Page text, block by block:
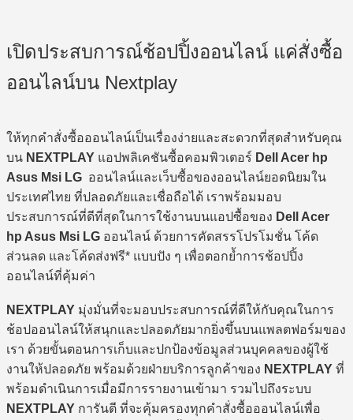
เปิดประสบการณ์ช้อปปิ้งออนไลน์ แค่สั่งซื้อ
ออนไลน์บน Nextplay
ให้ทุกคำสั่งซื้อออนไลน์เป็นเรื่องง่ายและสะดวกที่สุดสำหรับคุณ
บน NEXTPLAY แอปพลิเคชันซื้อคอมพิวเตอร์ Dell Acer hp
Asus Msi LG ออนไลน์และเว็บซื้อของออนไลน์ยอดนิยมใน
ประเทศไทย ที่ปลอดภัยและเชื่อถือได้ เราพร้อมมอบ
ประสบการณ์ที่ดีที่สุดในการใช้งานบนแอปซื้อของ Dell Acer
hp Asus Msi LG ออนไลน์ ด้วยการคัดสรรโปรโมชั่น โค้ด
ส่วนลด และโค้ดส่งฟรี* แบบปัง ๆ เพื่อตอกย้ำการช้อปปิ้ง
ออนไลน์ที่คุ้มค่า
NEXTPLAY มุ่งมั่นที่จะมอบประสบการณ์ที่ดีให้กับคุณในการ
ช้อปออนไลน์ให้สนุกและปลอดภัยมากยิ่งขึ้นบนแพลตฟอร์มของ
เรา ด้วยขั้นตอนการเก็บและปกป้องข้อมูลส่วนบุคคลของผู้ใช้
งานให้ปลอดภัย พร้อมด้วยฝ่ายบริการลูกค้าของ NEXTPLAY ที่
พร้อมดำเนินการเมื่อมีการรายงานเข้ามา รวมไปถึงระบบ
NEXTPLAY การันตี ที่จะคุ้มครองทุกคำสั่งซื้อออนไลน์เพื่อ